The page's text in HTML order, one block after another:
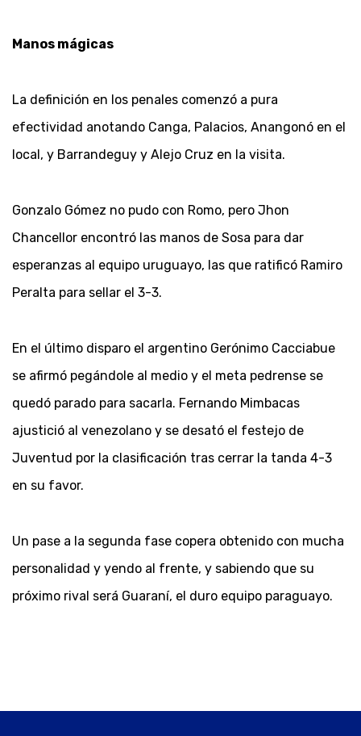
Manos mágicas
La definición en los penales comenzó a pura
efectividad anotando Canga, Palacios, Anangonó en el
local, y Barrandeguy y Alejo Cruz en la visita.
Gonzalo Gómez no pudo con Romo, pero Jhon
Chancellor encontró las manos de Sosa para dar
esperanzas al equipo uruguayo, las que ratificó Ramiro
Peralta para sellar el 3-3.
En el último disparo el argentino Gerónimo Cacciabue
se afirmó pegándole al medio y el meta pedrense se
quedó parado para sacarla. Fernando Mimbacas
ajustició al venezolano y se desató el festejo de
Juventud por la clasificación tras cerrar la tanda 4-3
en su favor.
Un pase a la segunda fase copera obtenido con mucha
personalidad y yendo al frente, y sabiendo que su
próximo rival será Guaraní, el duro equipo paraguayo.